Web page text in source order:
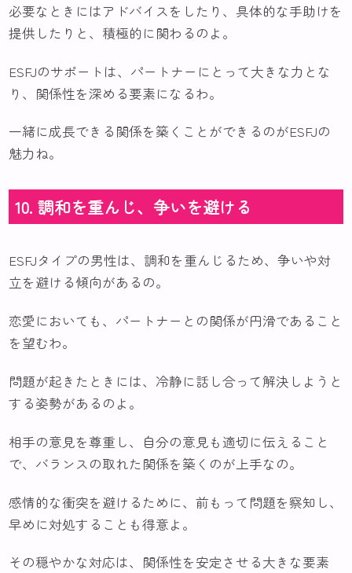
必要なときにはアドバイスをしたり、具体的な手助けを
提供したりと、積極的に関わるのよ。
ESFJのサポートは、パートナーにとって大きな力とな
り、関係性を深める要素になるわ。
一緒に成長できる関係を築くことができるのがESFJの
魅力ね。
10. 調和を重んじ、争いを避ける
ESFJタイプの男性は、調和を重んじるため、争いや対
立を避ける傾向があるの。
恋愛においても、パートナーとの関係が円滑であること
を望むわ。
問題が起きたときには、冷静に話し合って解決しようと
する姿勢があるのよ。
相手の意見を尊重し、自分の意見も適切に伝えること
で、バランスの取れた関係を築くのが上手なの。
感情的な衝突を避けるために、前もって問題を察知し、
早めに対処することも得意よ。
その穏やかな対応は、関係性を安定させる大きな要素